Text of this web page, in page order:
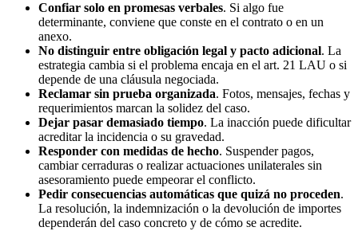
Confiar solo en promesas verbales. Si algo fue
determinante, conviene que conste en el contrato o en un
anexo.
No distinguir entre obligación legal y pacto adicional. La
estrategia cambia si el problema encaja en el art. 21 LAU o si
depende de una cláusula negociada.
Reclamar sin prueba organizada. Fotos, mensajes, fechas y
requerimientos marcan la solidez del caso.
Dejar pasar demasiado tiempo. La inacción puede dificultar
acreditar la incidencia o su gravedad.
Responder con medidas de hecho. Suspender pagos,
cambiar cerraduras o realizar actuaciones unilaterales sin
asesoramiento puede empeorar el conflicto.
Pedir consecuencias automáticas que quizá no proceden.
La resolución, la indemnización o la devolución de importes
dependerán del caso concreto y de cómo se acredite.